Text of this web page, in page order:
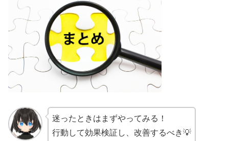
迷ったときはまずやってみる！
行動して効果検証し、改善するべき💡